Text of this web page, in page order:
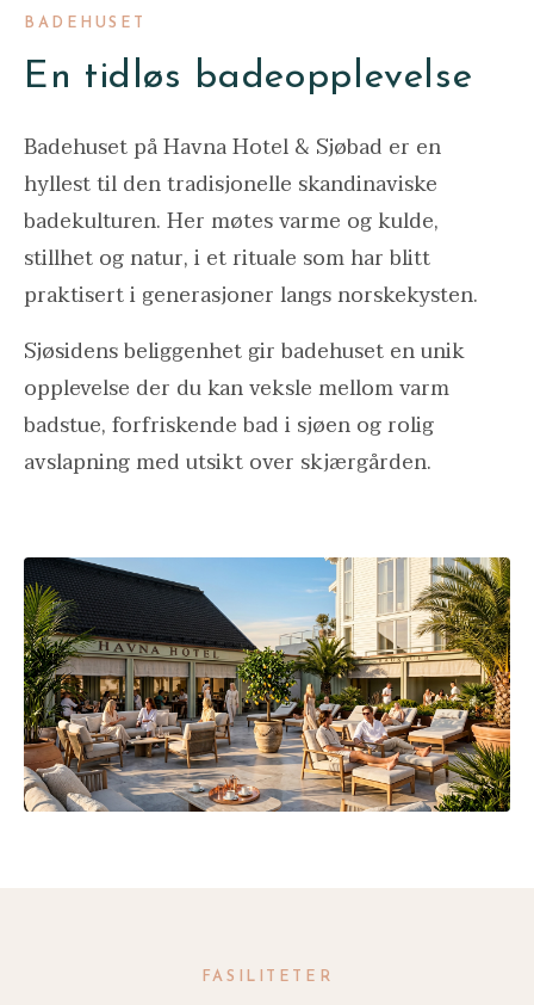
BADEHUSET
En tidløs badeopplevelse
Badehuset på Havna Hotel & Sjøbad er en
hyllest til den tradisjonelle skandinaviske
badekulturen. Her møtes varme og kulde,
stillhet og natur, i et rituale som har blitt
praktisert i generasjoner langs norskekysten.
Sjøsidens beliggenhet gir badehuset en unik
opplevelse der du kan veksle mellom varm
badstue, forfriskende bad i sjøen og rolig
avslapning med utsikt over skjærgården.
FASILITETER